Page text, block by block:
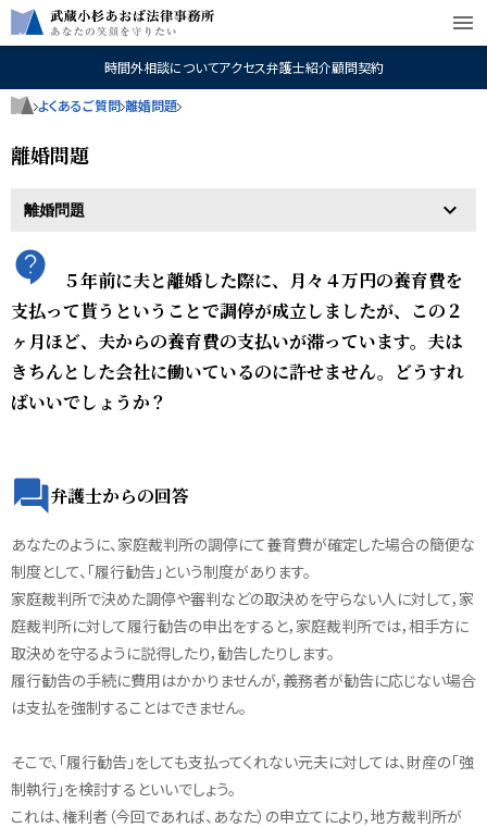
menu
時間外相談についてアクセス弁護士紹介顧問契約
よくあるご質問 離婚問題
離婚問題
５年前に夫と離婚した際に、月々４万円の養育費を
支払って貰うということで調停が成立しましたが、この２
ヶ月ほど、夫からの養育費の支払いが滞っています。夫は
きちんとした会社に働いているのに許せません。どうすれ
ばいいでしょうか？
弁護士からの回答
あなたのように、家庭裁判所の調停にて養育費が確定した場合の簡便な
制度として、「履行勧告」という制度があります。
家庭裁判所で決めた調停や審判などの取決めを守らない人に対して，家
庭裁判所に対して履行勧告の申出をすると，家庭裁判所では，相手方に
取決めを守るように説得したり，勧告したりします。
履行勧告の手続に費用はかかりませんが，義務者が勧告に応じない場合
は支払を強制することはできません。
そこで、「履行勧告」をしても支払ってくれない元夫に対しては、財産の「強
制執行」を検討するといいでしょう。
これは、権利者（今回であれば、あなた）の申立てにより，地方裁判所が